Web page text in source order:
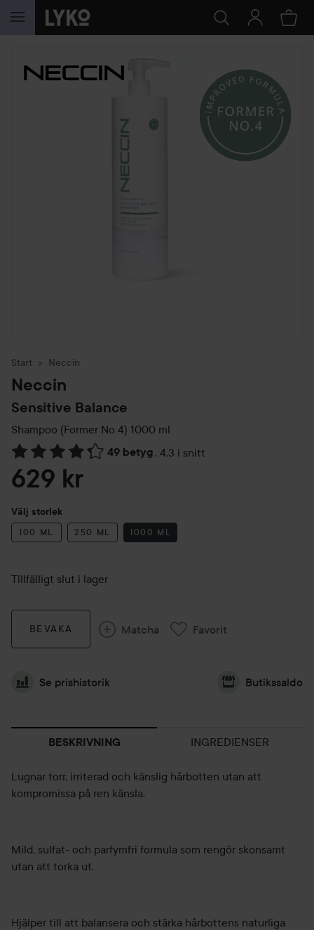
HOPPA TILL INNEHÅLLET
Start Neccin
Neccin
Sensitive Balance
Shampoo (Former No 4) 1000 ml
49 betyg , 4.3 i snitt
Hoppa till Betyg & kommentarer
629 kr
Välj storlek
100 ML 250 ML 1000 ML
Tillfälligt slut i lager
BEVAKA Matcha Favorit
Se prishistorik Butikssaldo
BESKRIVNING INGREDIENSER
Lugnar torr, irriterad och känslig hårbotten utan att
kompromissa på ren känsla.
Mild, sulfat- och parfymfri formula som rengör skonsamt
utan att torka ut.
Hjälper till att balansera och stärka hårbottens naturliga